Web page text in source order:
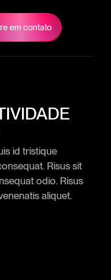
em contato
id tristique
Risus sit
odio. Risus
aliquet.